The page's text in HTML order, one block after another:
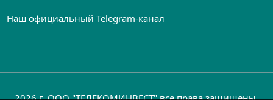
Наш официальный Telegram-канал
2026 г. ООО "ТЕЛЕКОМИНВЕСТ" все права защищены.